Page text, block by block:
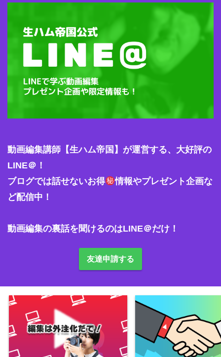
動画編集講師【生ハム帝国】が運営する、大好評の
LINE＠！
ブログでは話せないお得
情報やプレゼント企画な
ど配信中！
友達申請する